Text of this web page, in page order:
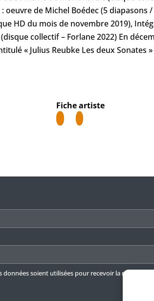
oeuvre de Michel Boédec (5 diapasons
HD du mois de novembre 2019),
collectif – Forlane 2022) En
« Julius Reubke Les deux Sonates
Fiche artiste
vide.
données soient utilisées pour recevoir la newsletter.